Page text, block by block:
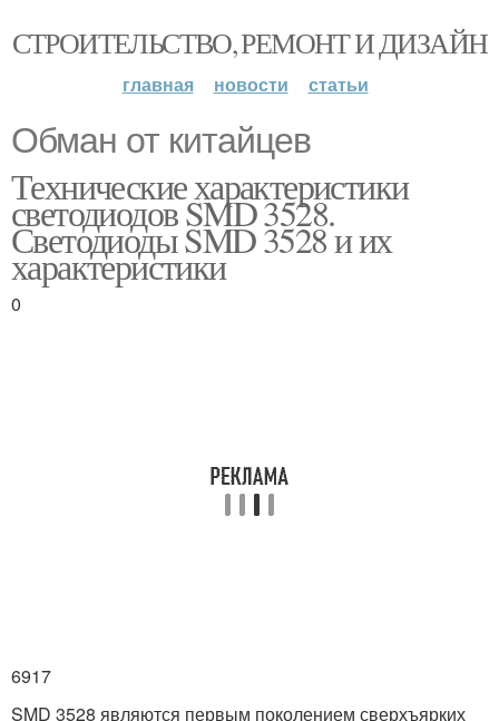
СТРОИТЕЛЬСТВО, РЕМОНТ И ДИЗАЙН
главная новости статьи
Обман от китайцев
Технические характеристики
светодиодов SMD 3528.
Светодиоды SMD 3528 и их
характеристики
0
6917
SMD 3528 являются первым поколением сверхъярких